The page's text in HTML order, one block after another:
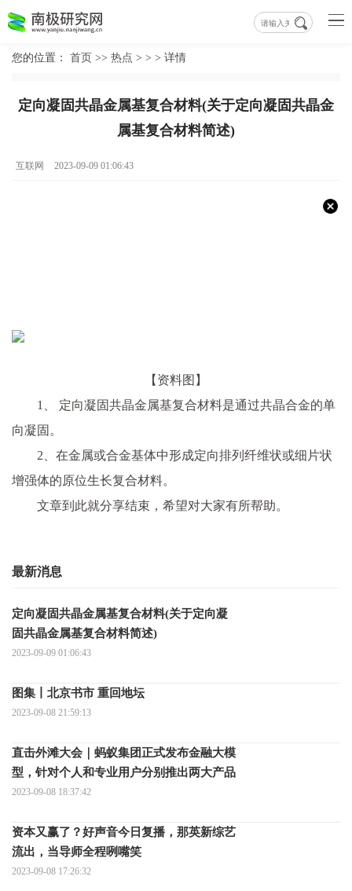
您的位置： 首页 >> 热点 > > > 详情
定向凝固共晶金属基复合材料(关于定向凝固共晶金
属基复合材料简述)
互联网 2023-09-09 01:06:43
【资料图】
1、 定向凝固共晶金属基复合材料是通过共晶合金的单
向凝固。
2、在金属或合金基体中形成定向排列纤维状或细片状
增强体的原位生长复合材料。
文章到此就分享结束，希望对大家有所帮助。
最新消息
定向凝固共晶金属基复合材料(关于定向凝
固共晶金属基复合材料简述)
2023-09-09 01:06:43
图集丨北京书市 重回地坛
2023-09-08 21:59:13
直击外滩大会｜蚂蚁集团正式发布金融大模
型，针对个人和专业用户分别推出两大产品
2023-09-08 18:37:42
资本又赢了？好声音今日复播，那英新综艺
流出，当导师全程咧嘴笑
2023-09-08 17:26:32